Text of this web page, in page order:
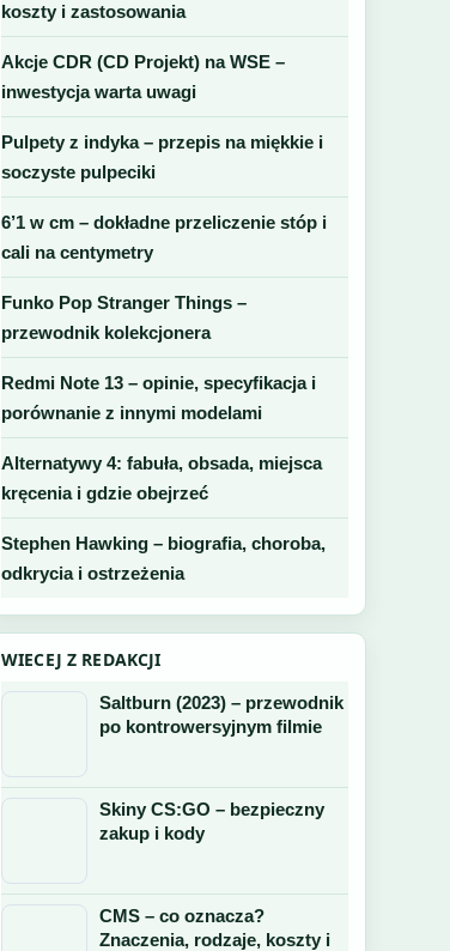
koszty i zastosowania
Akcje CDR (CD Projekt) na WSE –
inwestycja warta uwagi
Pulpety z indyka – przepis na miękkie i
soczyste pulpeciki
6’1 w cm – dokładne przeliczenie stóp i
cali na centymetry
Funko Pop Stranger Things –
przewodnik kolekcjonera
Redmi Note 13 – opinie, specyfikacja i
porównanie z innymi modelami
Alternatywy 4: fabuła, obsada, miejsca
kręcenia i gdzie obejrzeć
Stephen Hawking – biografia, choroba,
odkrycia i ostrzeżenia
WIECEJ Z REDAKCJI
Saltburn (2023) – przewodnik
po kontrowersyjnym filmie
Skiny CS:GO – bezpieczny
zakup i kody
CMS – co oznacza?
Znaczenia, rodzaje, koszty i